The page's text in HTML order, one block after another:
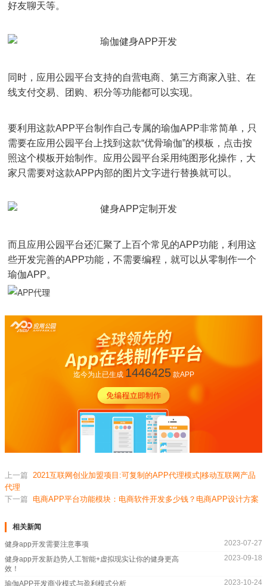
好友聊天等。
同时，应用公园平台支持的自营电商、第三方商家入驻、在
线支付交易、团购、积分等功能都可以实现。
要利用这款APP平台制作自己专属的瑜伽APP非常简单，只
需要在应用公园平台上找到这款“优骨瑜伽”的模板，点击按
照这个模板开始制作。应用公园平台采用纯图形化操作，大
家只需要对这款APP内部的图片文字进行替换就可以。
而且应用公园平台还汇聚了上百个常见的APP功能，利用这
些开发完善的APP功能，不需要编程，就可以从零制作一个
瑜伽APP。
迄今为止已生成 1446425款APP
上一篇 2021互联网创业加盟项目:可复制的APP代理模式|移动互联网产品
代理
下一篇
电商APP平台功能模块：电商软件开发多少钱？电商APP设计方案
相关新闻
健身app开发需要注意事项
2023-07-27
健身app开发新趋势人工智能+虚拟现实让你的健身更高
效！
2023-09-18
瑜伽APP开发商业模式与盈利模式分析 2023-10-24